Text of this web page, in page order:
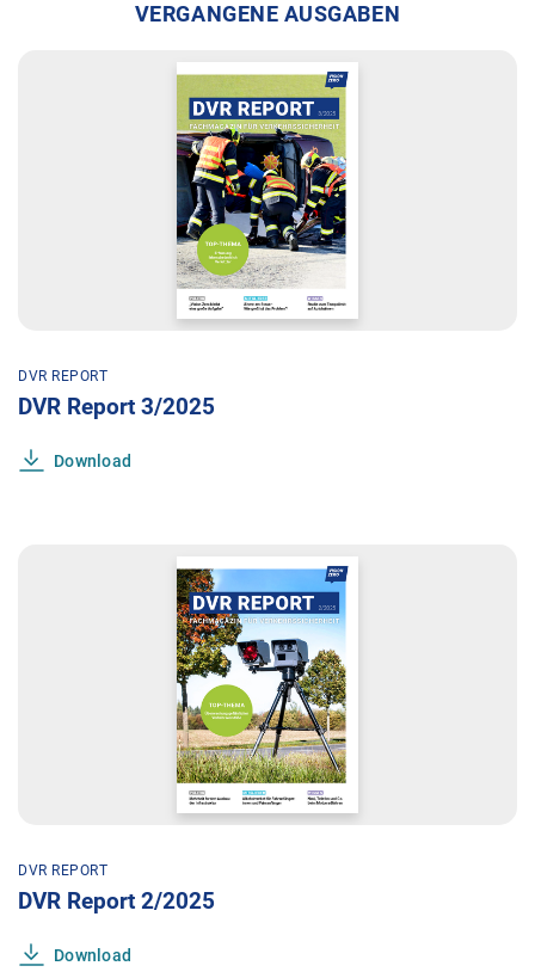
VERGANGENE AUSGABEN
DVR REPORT
DVR Report 3/2025
Download
DVR REPORT
DVR Report 2/2025
Download